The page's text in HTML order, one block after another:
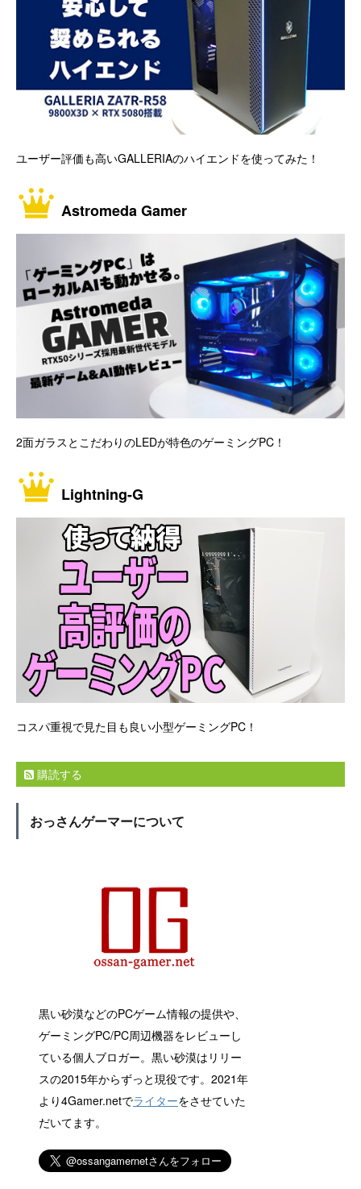
ユーザー評価も高いGALLERIAのハイエンドを使ってみた！
Astromeda Gamer
2面ガラスとこだわりのLEDが特色のゲーミングPC！
Lightning-G
コスパ重視で見た目も良い小型ゲーミングPC！
購読する
おっさんゲーマーについて
黒い砂漠などのPCゲーム情報の提供や、
ゲーミングPC/PC周辺機器をレビューし
ている個人ブロガー。黒い砂漠はリリー
スの2015年からずっと現役です。2021年
より4Gamer.netでライターをさせていた
だいてます。